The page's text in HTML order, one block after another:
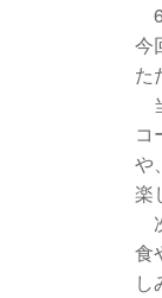
今
た
コ
や
楽
食
し